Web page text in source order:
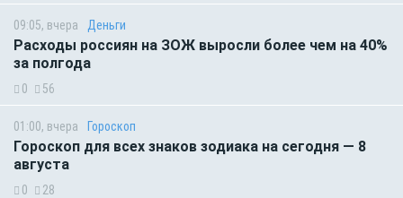
09:05, вчера Деньги
Расходы россиян на ЗОЖ выросли более чем на 40%
за полгода
0 56
01:00, вчера Гороскоп
Гороскоп для всех знаков зодиака на сегодня — 8
августа
0 28